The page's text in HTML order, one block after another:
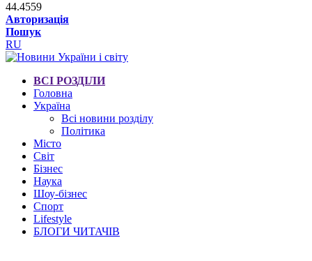
44.4559
Авторизація
Пошук
RU
ВСІ РОЗДІЛИ
Головна
Україна
Всі новини розділу
Політика
Місто
Світ
Бізнес
Наука
Шоу-бізнес
Спорт
Lifestyle
БЛОГИ ЧИТАЧІВ